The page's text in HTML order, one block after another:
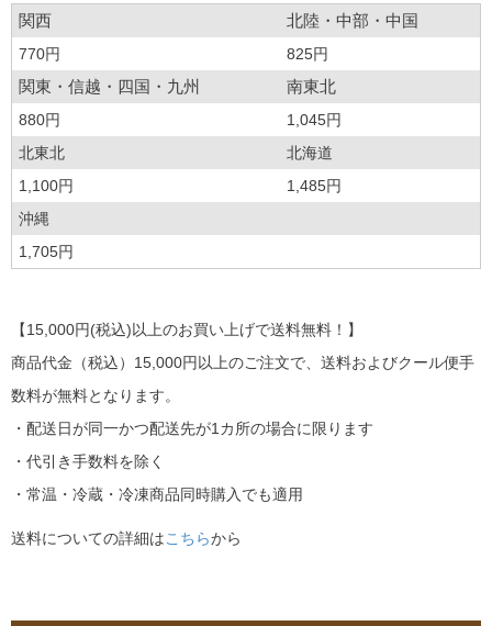
関西 北陸・中部・中国
770円 825円
関東・信越・四国・九州 南東北
880円
1,045円
北東北
北海道
1,100円
1,485円
沖縄
1,705円
【15,000円(税込)以上のお買い上げで送料無料！】
商品代金（税込）15,000円以上のご注文で、送料およびクール便手
数料が無料となります。
・配送日が同一かつ配送先が1カ所の場合に限ります
・代引き手数料を除く
・常温・冷蔵・冷凍商品同時購入でも適用
送料についての詳細はこちらから